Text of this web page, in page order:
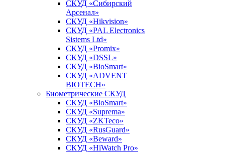
СКУД «Сибирский
Арсенал»
СКУД «Hikvision»
СКУД «PAL Electronics
Sistems Ltd»
СКУД «Promix»
СКУД «DSSL»
СКУД «BioSmart»
СКУД «ADVENT
BIOTECH»
Биометрические СКУД
СКУД «BioSmart»
СКУД «Suprema»
СКУД «ZKTeco»
СКУД «RusGuard»
СКУД «Beward»
СКУД «HiWatch Pro»